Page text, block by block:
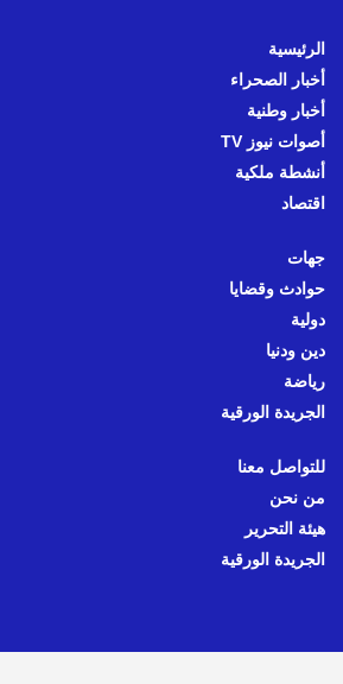
الرئيسية
أخبار الصحراء
أخبار وطنية
أصوات نيوز TV
أنشطة ملكية
اقتصاد
جهات
حوادث وقضايا
دولية
دين ودنيا
رياضة
الجريدة الورقية
للتواصل معنا
من نحن
هيئة التحرير
الجريدة الورقية